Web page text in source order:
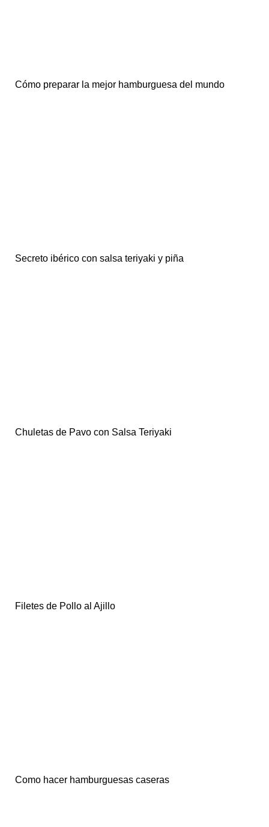
Cómo preparar la mejor hamburguesa del mundo
Secreto ibérico con salsa teriyaki y piña
Chuletas de Pavo con Salsa Teriyaki
Filetes de Pollo al Ajillo
Como hacer hamburguesas caseras